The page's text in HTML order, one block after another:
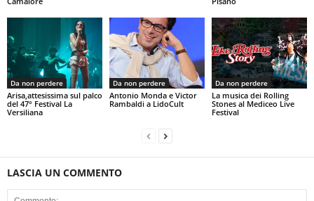
Da non perdere
Arisa,attesissima sul palco
del 47° Festival La
Versiliana
Da non perdere
Antonio Monda e Victor
Rambaldi a LidoCult
Da non perdere
La musica dei Rolling
Stones al Mediceo Live
Festival
LASCIA UN COMMENTO